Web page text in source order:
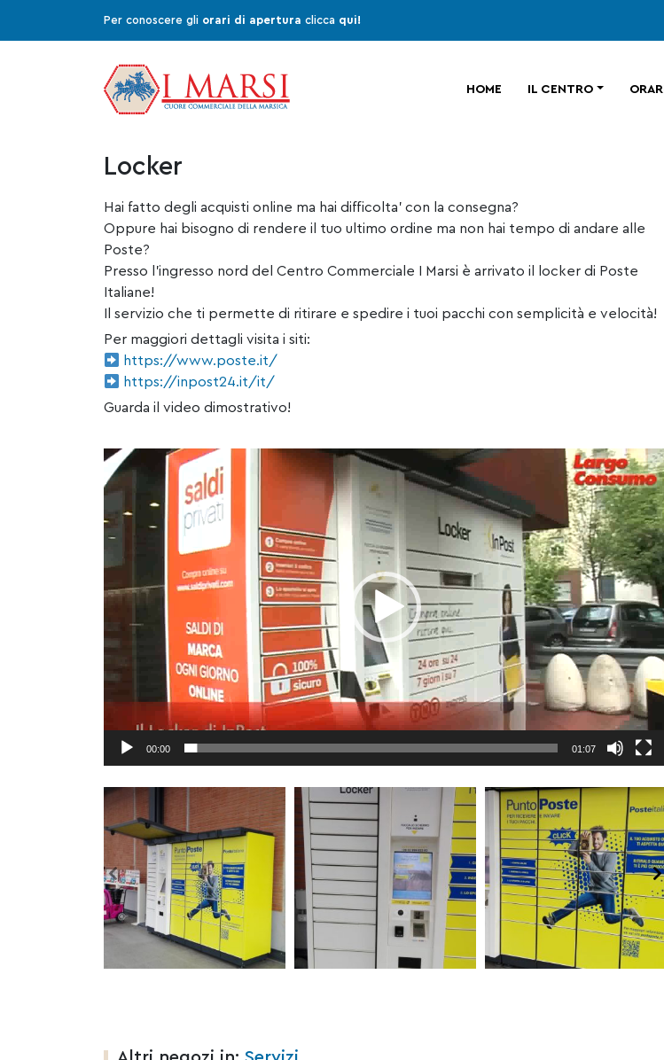
Per conoscere gli orari di apertura clicca qui!
HOME IL CENTRO ORARI
Locker
Hai fatto degli acquisti online ma hai difficolta’ con la consegna?
Oppure hai bisogno di rendere il tuo ultimo ordine ma non hai tempo di andare alle
Poste?
Presso l’ingresso nord del Centro Commerciale I Marsi è arrivato il locker di Poste
Italiane!
Il servizio che ti permette di ritirare e spedire i tuoi pacchi con semplicità e velocità!
Per maggiori dettagli visita i siti:
https://www.poste.it/
https://inpost24.it/it/
Guarda il video dimostrativo!
Video
Player
00:00 01:07